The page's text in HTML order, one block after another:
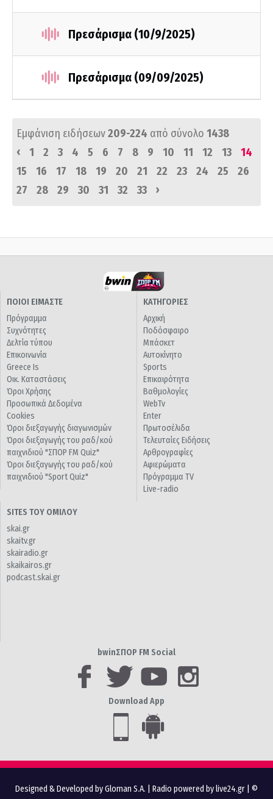
Πρεσάρισμα (10/9/2025)
Πρεσάρισμα (09/09/2025)
Εμφάνιση ειδήσεων209-224 από σύνολο 1438
‹
1 2 3 4 5 6 7 8 9 10 11 12 13
14
15
16 17 18 19 20 21 22 23 24 25
26
27
28 29 30 31 32 33 ›
ΠΟΙΟΙ ΕΙΜΑΣΤΕ
Πρόγραμμα
Συχνότητες
Δελτία τύπου
Επικοινωνία
Greece Is
Οικ. Καταστάσεις
Όροι Χρήσης
Προσωπικά Δεδομένα
Cookies
Όροι διεξαγωγής διαγωνισμών
Όροι διεξαγωγής του ραδ/κού
παιχνιδιού "ΣΠΟΡ FM Quiz"
Όροι διεξαγωγής του ραδ/κού
παιχνιδιού "Sport Quiz"
ΚΑΤΗΓΟΡΙΕΣ
Αρχική
Ποδόσφαιρο
Μπάσκετ
Αυτοκίνητο
Sports
Επικαιρότητα
Βαθμολογίες
WebTv
Enter
Πρωτοσέλιδα
Τελευταίες Ειδήσεις
Αρθρογραφίες
Αφιερώματα
Πρόγραμμα TV
Live-radio
SITES ΤΟΥ ΟΜΙΛΟΥ
skai.gr
skaitv.gr
skairadio.gr
skaikairos.gr
podcast.skai.gr
bwinΣΠΟΡ FM Social
Download App
Designed & Developed by Gloman S.A. Radio powered by live24.gr | ©